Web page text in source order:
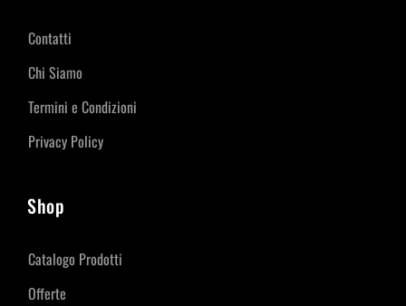
Contatti
Chi Siamo
Termini e Condizioni
Privacy Policy
Shop
Catalogo Prodotti
Offerte